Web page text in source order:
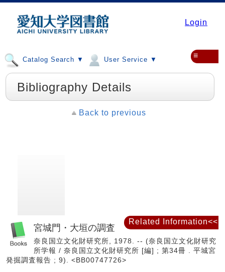
Login
Catalog Search ▼ User Service ▼ ≡
Bibliography Details
Back to previous
宮城門・大垣の調査
奈良国立文化財研究所, 1978. -- (奈良国立文化財研究
所学報 / 奈良国立文化財研究所 [編] ; 第34冊 . 平城宮
発掘調査報告 ; 9). <BB00747726>
Related Information<<